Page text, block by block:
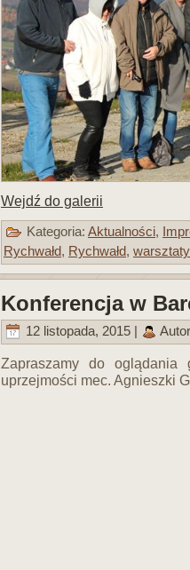
Wejdź do galerii
Kategoria: Aktualności,
Rychwałd, Rychwałd,
Konferencja w
12 listopada, 2015 |
Zapraszamy do oglądania
uprzejmości mec. Agnieszki